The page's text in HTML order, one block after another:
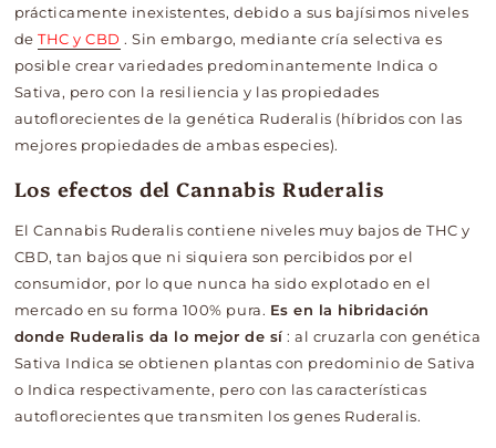
prácticamente inexistentes, debido a sus bajísimos niveles
deTHC y CBD . Sin embargo, mediante cría selectiva es
posible crear variedades predominantemente Indica o
Sativa, pero con la resiliencia y las propiedades
autoflorecientes de la genética Ruderalis (híbridos con las
mejores propiedades de ambas especies).
Los efectos del Cannabis Ruderalis
El Cannabis Ruderalis contiene niveles muy bajos de THC y
CBD, tan bajos que ni siquiera son percibidos por el
consumidor, por lo que nunca ha sido explotado en el
mercado en su forma 100% pura. Es en la hibridación
donde Ruderalis da lo mejor de sí : al cruzarla con genética
Sativa Indica se obtienen plantas con predominio de Sativa
o Indica respectivamente, pero con las características
autoflorecientes que transmiten los genes Ruderalis.